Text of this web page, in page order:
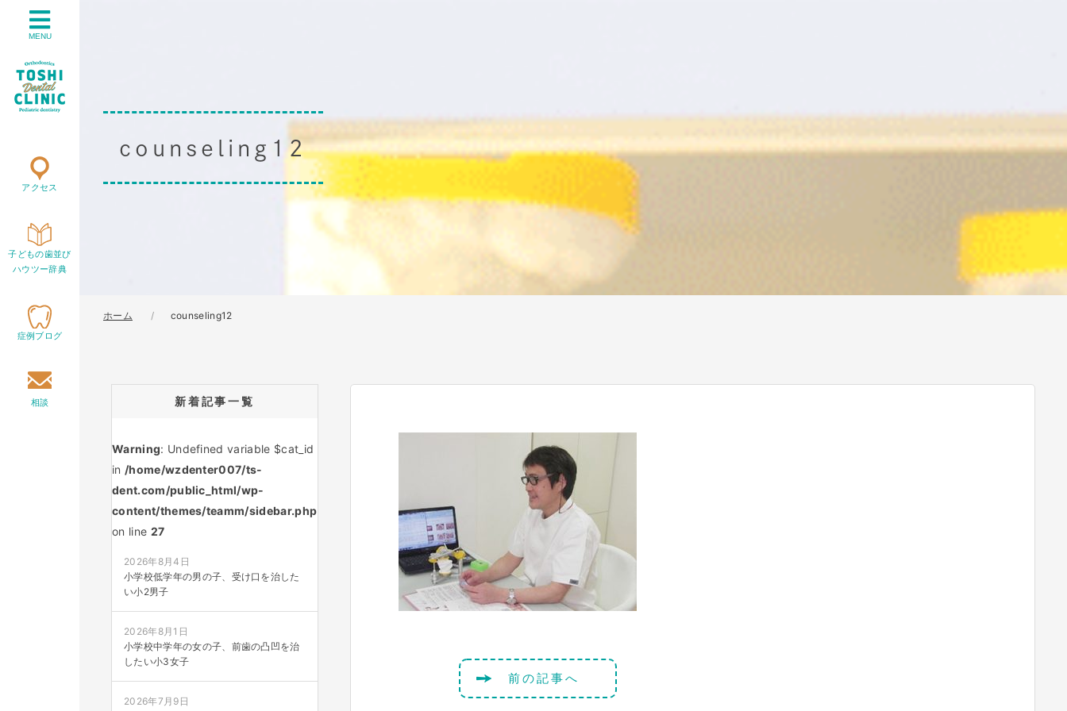
MENU
アクセス
子どもの歯並び
ハウツー辞典
症例ブログ
相談
counseling12
ホーム counseling12
新着記事一覧
Warning: Undefined variable $cat_id
in /home/wzdenter007/ts-
dent.com/public_html/wp-
content/themes/teamm/sidebar.php
on line 27
2026年8月4日
小学校低学年の男の子、受け口を治した
い小2男子
2026年8月1日
小学校中学年の女の子、前歯の凸凹を治
したい小3女子
2026年7月9日
前の記事へ